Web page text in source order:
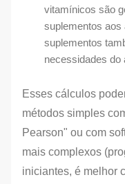
vitamínicos são
suplementos aos
suplementos
necessidades do
Esses cálculos
métodos simples
Pearson" ou com
mais complexos
iniciantes, é melhor